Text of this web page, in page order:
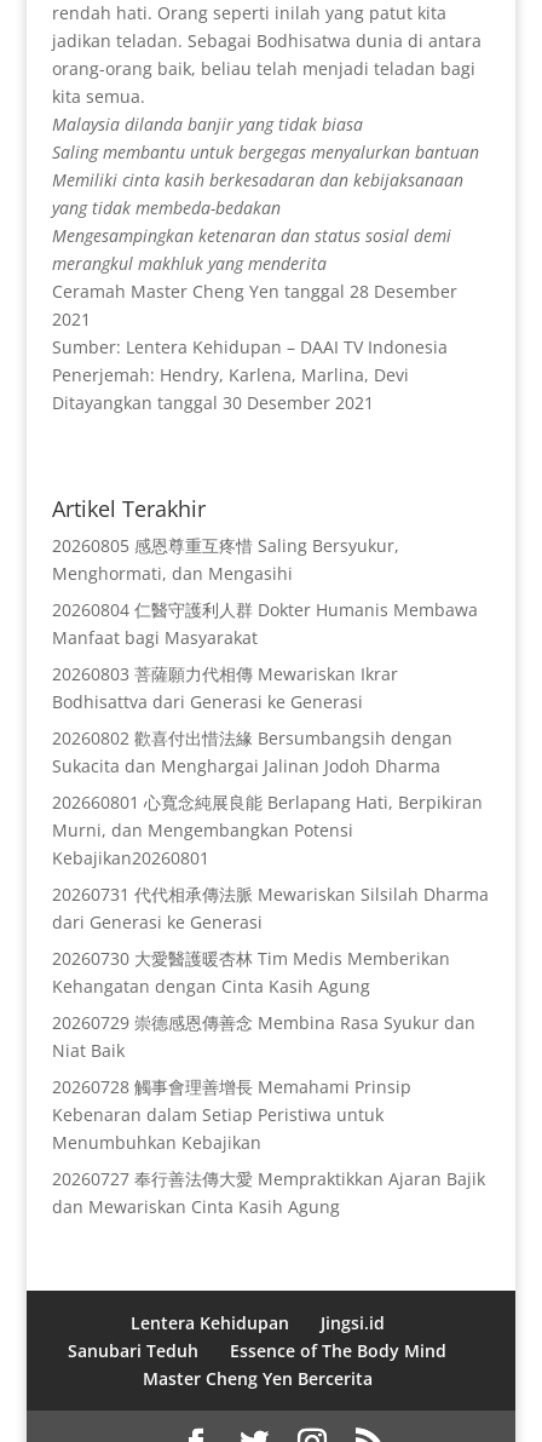
rendah hati. Orang seperti inilah yang patut kita
jadikan teladan. Sebagai Bodhisatwa dunia di antara
orang-orang baik, beliau telah menjadi teladan bagi
kita semua.
Malaysia dilanda banjir yang tidak biasa
Saling membantu untuk bergegas menyalurkan bantuan
Memiliki cinta kasih berkesadaran dan kebijaksanaan
yang tidak membeda-bedakan
Mengesampingkan ketenaran dan status sosial demi
merangkul makhluk yang menderita
Ceramah Master Cheng Yen tanggal 28 Desember
2021
Sumber: Lentera Kehidupan – DAAI TV Indonesia
Penerjemah: Hendry, Karlena, Marlina, Devi
Ditayangkan tanggal 30 Desember 2021
Artikel Terakhir
20260805 感恩尊重互疼惜 Saling Bersyukur,
Menghormati, dan Mengasihi
20260804 仁醫守護利人群 Dokter Humanis Membawa
Manfaat bagi Masyarakat
20260803 菩薩願力代相傳 Mewariskan Ikrar
Bodhisattva dari Generasi ke Generasi
20260802 歡喜付出惜法緣 Bersumbangsih dengan
Sukacita dan Menghargai Jalinan Jodoh Dharma
202660801 心寬念純展良能 Berlapang Hati, Berpikiran
Murni, dan Mengembangkan Potensi
Kebajikan20260801
20260731 代代相承傳法脈 Mewariskan Silsilah Dharma
dari Generasi ke Generasi
20260730 大愛醫護暖杏林 Tim Medis Memberikan
Kehangatan dengan Cinta Kasih Agung
20260729 崇德感恩傳善念 Membina Rasa Syukur dan
Niat Baik
20260728 觸事會理善增長 Memahami Prinsip
Kebenaran dalam Setiap Peristiwa untuk
Menumbuhkan Kebajikan
20260727 奉行善法傳大愛 Mempraktikkan Ajaran Bajik
dan Mewariskan Cinta Kasih Agung
Lentera Kehidupan
Jingsi.id
Sanubari Teduh
Essence of The Body Mind
Master Cheng Yen Bercerita